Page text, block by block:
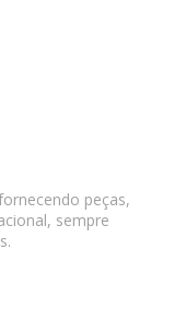
peças,
sempre